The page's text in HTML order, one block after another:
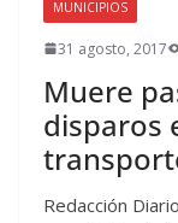
MUNICIPIOS
31 agosto, 2017
Muere
disparos
Redacción